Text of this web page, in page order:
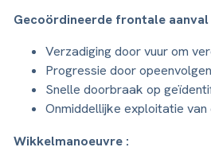
Gecoördineerde frontale aanval
Verzadiging door vuur om
Progressie door
Snelle doorbraak op
Onmiddellijke exploitatie
Wikkelmanoeuvre :